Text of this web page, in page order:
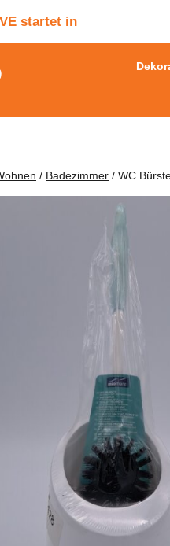
startet in
/ Badezimmer / WC